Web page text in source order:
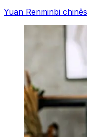
Yuan Renminbi chinês